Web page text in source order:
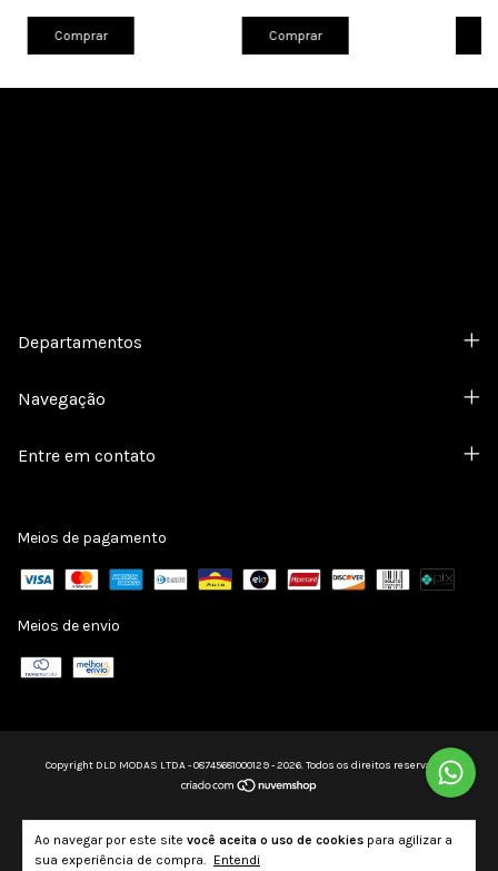
Ao navegar por este site você aceita o uso de cookies para agilizar a
sua experiência de compra. Entendi
Comprar Comprar
Departamentos
Navegação
Entre em contato
Meios de pagamento
Meios de envio
Copyright DLD MODAS LTDA - 08745681000129 - 2026. Todos os direitos reservados.